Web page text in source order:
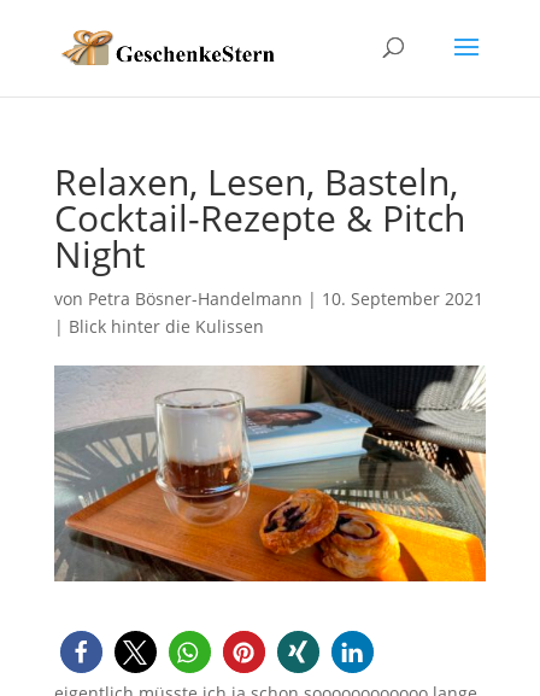
Relaxen, Lesen, Basteln,
Cocktail-Rezepte & Pitch
Night
von Petra Bösner-Handelmann | 10. September 2021
| Blick hinter die Kulissen